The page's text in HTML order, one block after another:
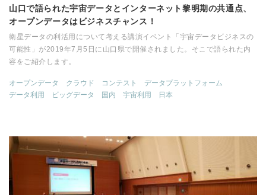
山口で語られた宇宙データとインターネット黎明期の共通点、
オープンデータはビジネスチャンス！
衛星データの利活用について考える講演イベント「宇宙データビジネスの
可能性」が2019年7月5日に山口県で開催されました。そこで語られた内
容をご紹介します。
オープンデータ クラウド コンテスト
データプラットフォーム
データ利用
ビッグデータ 国内 宇宙利用 日本